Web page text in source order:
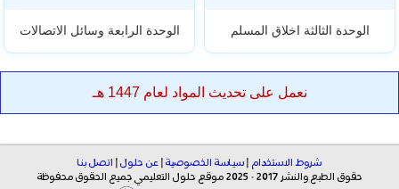
الوحدة الثالثة اخلاق المسلم الوحدة الرابعة وسائل الاتصالات
نعمل على تحديث المواد لعام 1447 هـ
شروط الاستخدام | سياسة الخصوصية | عن حلول | اتصل بنا
حقوق الطبع والنشر 2017 - 2025 موقع حلول التعليمي جميع الحقوق محفوظة